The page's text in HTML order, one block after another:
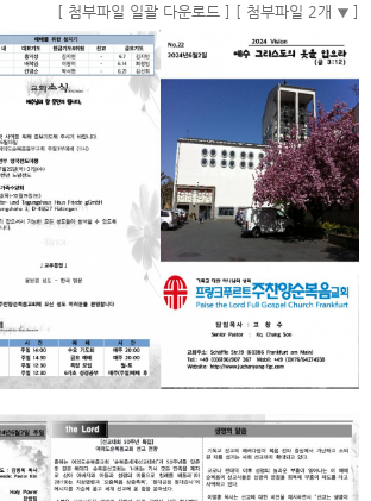
[ 첨부파일 일괄 다운로드 ] [ 첨부파일 2개 ]